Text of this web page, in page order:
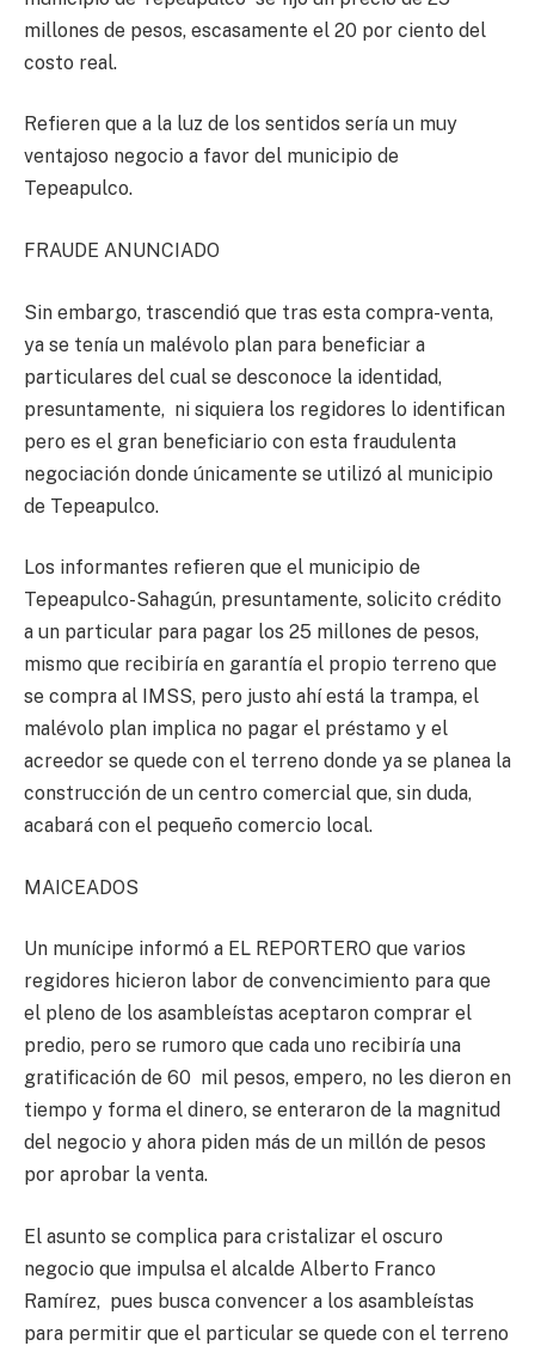
millones de pesos, escasamente el 20 por ciento del
costo real.
Refieren que a la luz de los sentidos sería un muy
ventajoso negocio a favor del municipio de
Tepeapulco.
FRAUDE ANUNCIADO
Sin embargo, trascendió que tras esta compra-venta,
ya se tenía un malévolo plan para beneficiar a
particulares del cual se desconoce la identidad,
presuntamente, ni siquiera los regidores lo identifican
pero es el gran beneficiario con esta fraudulenta
negociación donde únicamente se utilizó al municipio
de Tepeapulco.
Los informantes refieren que el municipio de
Tepeapulco-Sahagún, presuntamente, solicito crédito
a un particular para pagar los 25 millones de pesos,
mismo que recibiría en garantía el propio terreno que
se compra al IMSS, pero justo ahí está la trampa, el
malévolo plan implica no pagar el préstamo y el
acreedor se quede con el terreno donde ya se planea la
construcción de un centro comercial que, sin duda,
acabará con el pequeño comercio local.
MAICEADOS
Un munícipe informó a EL REPORTERO que varios
regidores hicieron labor de convencimiento para que
el pleno de los asambleístas aceptaron comprar el
predio, pero se rumoro que cada uno recibiría una
gratificación de 60 mil pesos, empero, no les dieron en
tiempo y forma el dinero, se enteraron de la magnitud
del negocio y ahora piden más de un millón de pesos
por aprobar la venta.
El asunto se complica para cristalizar el oscuro
negocio que impulsa el alcalde Alberto Franco
Ramírez, pues busca convencer a los asambleístas
para permitir que el particular se quede con el terreno